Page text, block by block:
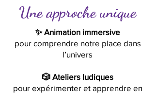
Une approche unique
✨ Animation immersive
pour comprendre notre place dans
l’univers
🎲 Ateliers ludiques
pour expérimenter et apprendre en